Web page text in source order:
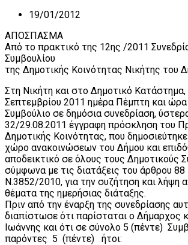
19/01/2012
ΑΠΟΣΠΑΣΜΑ
Από το πρακτικό της 12ης /2011
Συμβουλίου
της Δημοτικής Κοινότητας Νικήτης του
Στη Νικήτη και στο Δημοτικό Κατάστημα,
Σεπτεμβρίου 2011 ημέρα Πέμπτη και
Συμβούλιο σε δημόσια συνεδρίαση,
32/29.08.2011 έγγραφη πρόσκληση του
Δημοτικής Κοινότητας, που
χώρο ανακοινώσεων του Δήμου και
αποδεικτικό σε όλους τους Δημοτικούς
σύμφωνα με τις διατάξεις του άρθρου 88
Ν.3852/2010, για την συζήτηση και
θέματα της ημερήσιας διάταξης.
Πριν από την έναρξη της συνεδρίασης
διαπίστωσε ότι παρίσταται ο Δήμαρχος
Ιωάννης και ότι σε σύνολο 5 (πέντε)
παρόντες 5 (πέντε) ήτοι: